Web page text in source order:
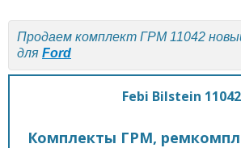
Продаем комплект ГРМ 11042
для Ford
Febi Bilstein 11042
Комплекты ГРМ,